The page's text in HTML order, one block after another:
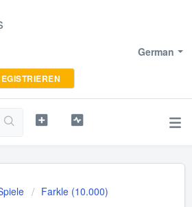
German
Farkle (10.000)